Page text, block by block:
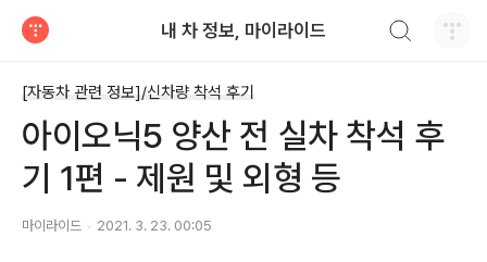
내 차 정보, 마이라이드
[자동차 관련 정보]/신차량 착석 후기
아이오닉5 양산 전 실차 착석 후
기 1편 - 제원 및 외형 등
마이라이드 2021. 3. 23. 00:05